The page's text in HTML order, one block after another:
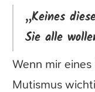
„Keines
Sie alle
Wenn mir
Mutismus